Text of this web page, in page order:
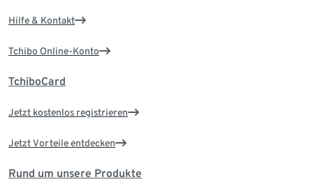
Hilfe & Kontakt
Tchibo Online-Konto
TchiboCard
Jetzt kostenlos registrieren
Jetzt Vorteile entdecken
Rund um unsere Produkte